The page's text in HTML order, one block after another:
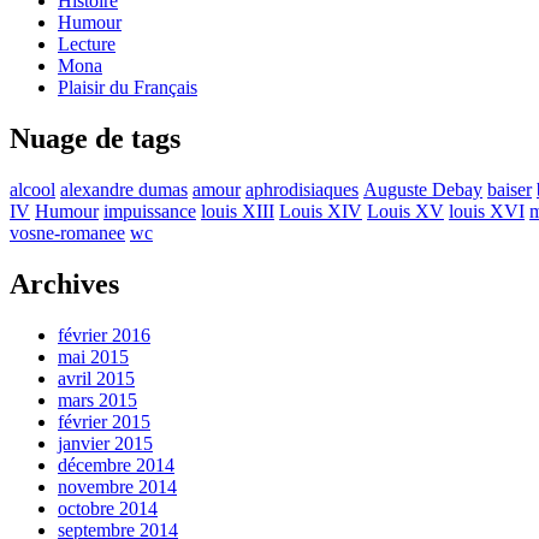
Humour
Lecture
Mona
Plaisir du Français
Nuage de tags
alcool alexandre dumas amour aphrodisiaques Auguste Debay baiser
IV Humour impuissance louis XIII Louis XIV Louis XV louis XVI
vosne-romanee wc
Archives
février 2016
mai 2015
avril 2015
mars 2015
février 2015
janvier 2015
décembre 2014
novembre 2014
octobre 2014
septembre 2014